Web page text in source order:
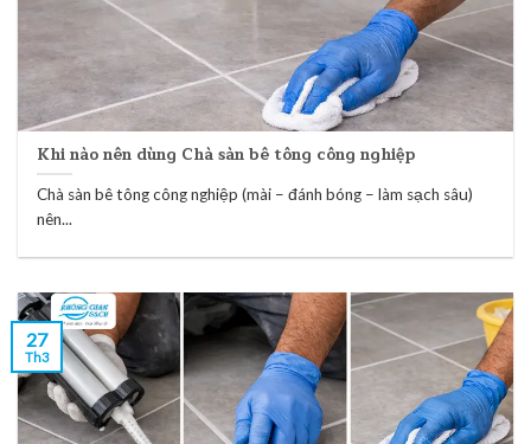
Khi nào nên dùng Chà sàn bê tông công nghiệp
Chà sàn bê tông công nghiệp (mài – đánh bóng – làm sạch sâu)
nên...
27
Th3